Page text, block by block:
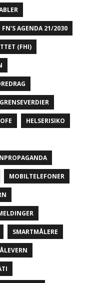
FN'S AGENDA 21/2030
(FHI)
GRENSEVERDIER
HELSERISIKO
MOBILTELEFONER
SMARTMÅLERE